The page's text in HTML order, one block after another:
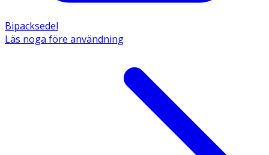
Bipacksedel
Läs noga före användning